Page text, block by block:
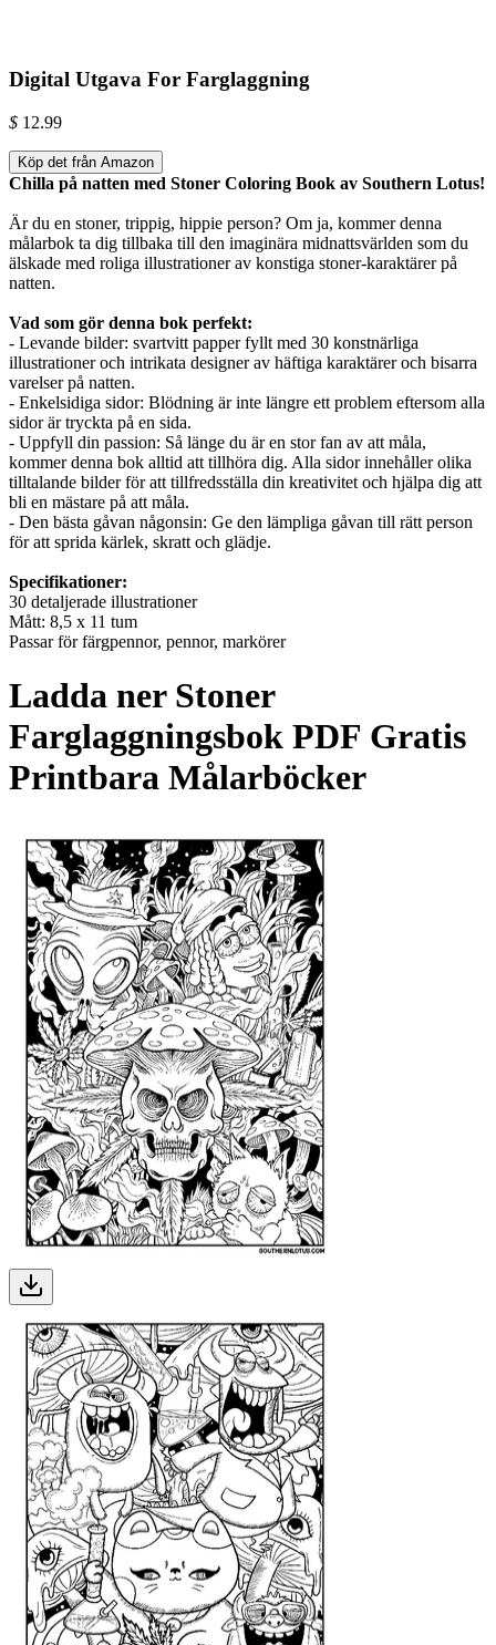
Digital Utgava For Farglaggning
$ 12.99
Köp det från Amazon
Chilla på natten med Stoner Coloring Book av Southern Lotus!
Är du en stoner, trippig, hippie person? Om ja, kommer denna
målarbok ta dig tillbaka till den imaginära midnattsvärlden som du
älskade med roliga illustrationer av konstiga stoner-karaktärer på
natten.
Vad som gör denna bok perfekt:
- Levande bilder: svartvitt papper fyllt med 30 konstnärliga
illustrationer och intrikata designer av häftiga karaktärer och bisarra
varelser på natten.
- Enkelsidiga sidor: Blödning är inte längre ett problem eftersom alla
sidor är tryckta på en sida.
- Uppfyll din passion: Så länge du är en stor fan av att måla,
kommer denna bok alltid att tillhöra dig. Alla sidor innehåller olika
tilltalande bilder för att tillfredsställa din kreativitet och hjälpa dig att
bli en mästare på att måla.
- Den bästa gåvan någonsin: Ge den lämpliga gåvan till rätt person
för att sprida kärlek, skratt och glädje.
Specifikationer:
30 detaljerade illustrationer
Mått: 8,5 x 11 tum
Passar för färgpennor, pennor, markörer
Ladda ner Stoner
Farglaggningsbok PDF Gratis
Printbara Målarböcker